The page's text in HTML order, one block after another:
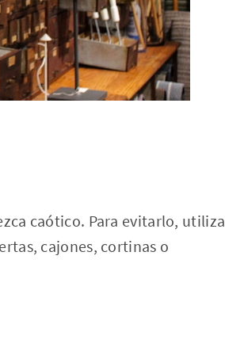
caótico. Para evitarlo, utiliza
cajones, cortinas o